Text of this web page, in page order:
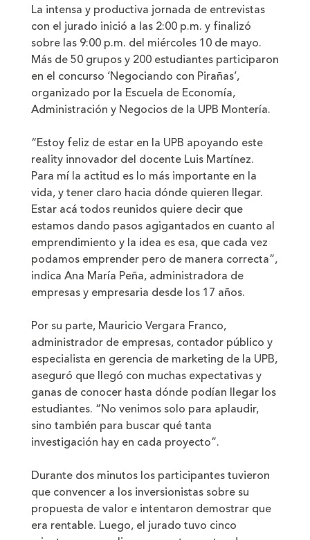
La intensa y productiva jornada de entrevistas
con el jurado inició a las 2:00 p.m. y finalizó
sobre las 9:00 p.m. del miércoles 10 de mayo.
Más de 50 grupos y 200 estudiantes participaron
en el concurso ‘Negociando con Pirañas’,
organizado por la Escuela de Economía,
Administración y Negocios de la UPB Montería.
“Estoy feliz de estar en la UPB apoyando este
reality innovador del docente Luis Martínez.
Para mí la actitud es lo más importante en la
vida, y tener claro hacia dónde quieren llegar.
Estar acá todos reunidos quiere decir que
estamos dando pasos agigantados en cuanto al
emprendimiento y la idea es esa, que cada vez
podamos emprender pero de manera correcta”,
indica Ana María Peña, administradora de
empresas y empresaria desde los 17 años.
Por su parte, Mauricio Vergara Franco,
administrador de empresas, contador público y
especialista en gerencia de marketing de la UPB,
aseguró que llegó con muchas expectativas y
ganas de conocer hasta dónde podían llegar los
estudiantes. “No venimos solo para aplaudir,
sino también para buscar qué tanta
investigación hay en cada proyecto”.
Durante dos minutos los participantes tuvieron
que convencer a los inversionistas sobre su
propuesta de valor e intentaron demostrar que
era rentable. Luego, el jurado tuvo cinco